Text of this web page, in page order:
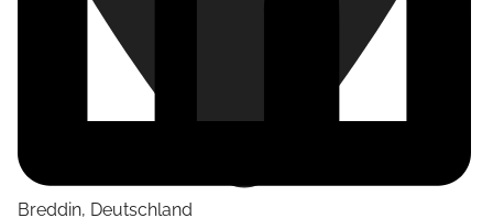
Breddin, Deutschland